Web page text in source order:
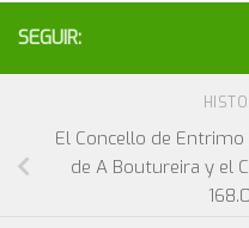
SEGUIR:
El Concello de
de A Boutureira y el